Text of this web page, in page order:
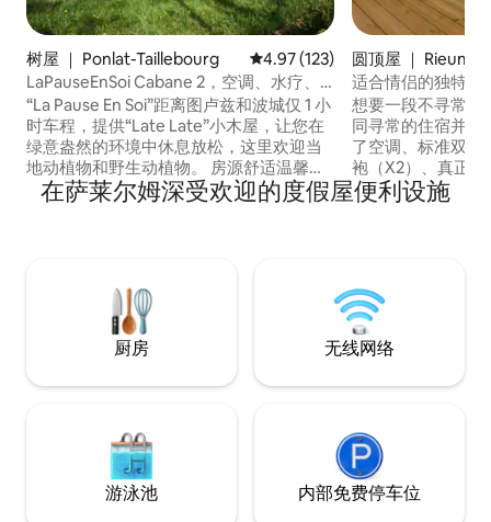
树屋 ｜ Ponlat-Taillebourg 平均评分 4.97 分（满分 5 分），
4.97 (123)
LaPauseEnSoi Cabane 2，空调、水疗、
俯瞰比利牛斯山景观
“La Pause En Soi”距离图卢兹和波城仅 1 小
时车程，提供“Late Late”小木屋，让您在
绿意盎然的环境中休息放松，这里欢迎当
地动植物和野生动植物。 房源舒适温馨，
设有两个露台、一个独立的柴火按摩浴
缸、一个烧烤设施、一间设备齐全的厨
利牛斯山脉的迷人景色。
圆顶屋 ｜ Rieumes
适合情侣的独特气
想要一段不寻常的
同寻常的住宿并不
了空调、标准双
袍（X2）、真正的浴室 私人水疗
纳2人（抵达时需
在现场，您还将结
在萨莱尔姆深受欢迎的度假屋便利设施
厨房 无线网络
游泳池 内部免费停车位